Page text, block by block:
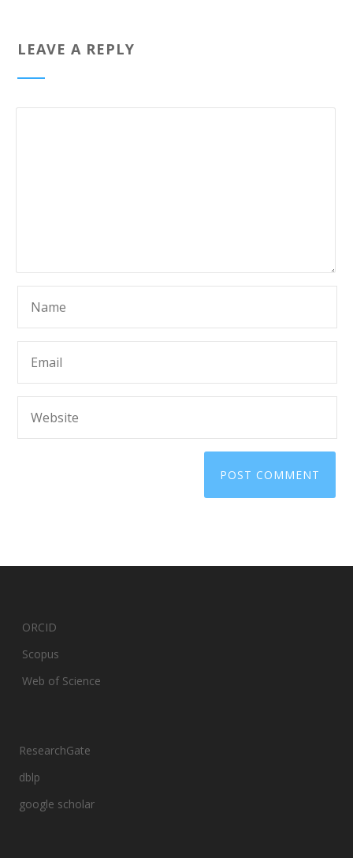
LEAVE A REPLY
ORCID
Scopus
Web of Science
ResearchGate
dblp
google scholar